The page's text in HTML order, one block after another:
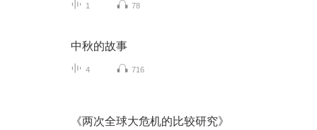
1 78
中秋的故事
4 716
《两次全球大危机的比较研究》